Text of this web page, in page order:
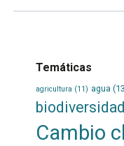
Temáticas
agricultura (11) agua
biodiversidad
Cambio